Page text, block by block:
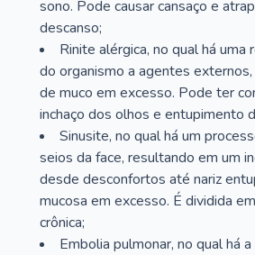
sono. Pode causar cansaço e
descanso;
Rinite alérgica, no qual há uma
do organismo a agentes
de muco em excesso. Pode ter
inchaço dos olhos e entupimento
Sinusite, no qual há um
seios da face, resultando em um
desde desconfortos até nariz
mucosa em excesso. É dividida
crônica;
Embolia pulmonar, no qual há